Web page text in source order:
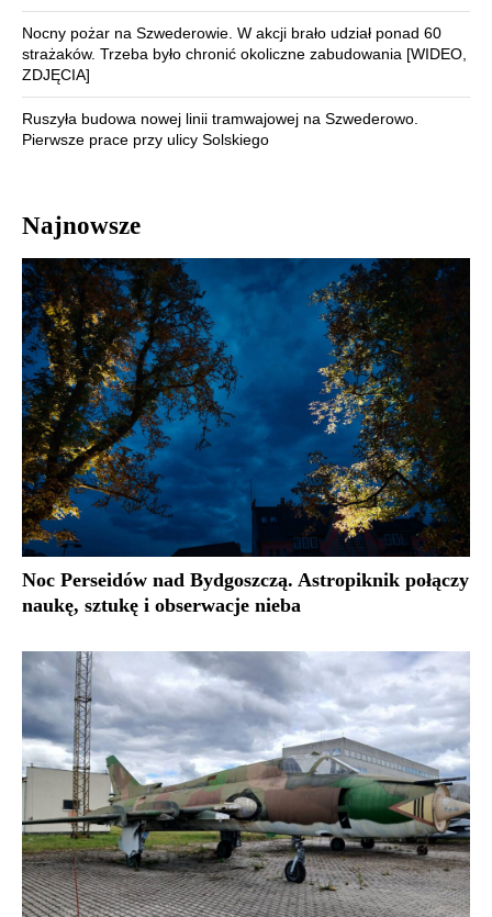
Nocny pożar na Szwederowie. W akcji brało udział ponad 60
strażaków. Trzeba było chronić okoliczne zabudowania [WIDEO,
ZDJĘCIA]
Ruszyła budowa nowej linii tramwajowej na Szwederowo.
Pierwsze prace przy ulicy Solskiego
Najnowsze
Noc Perseidów nad Bydgoszczą. Astropiknik połączy
naukę, sztukę i obserwacje nieba